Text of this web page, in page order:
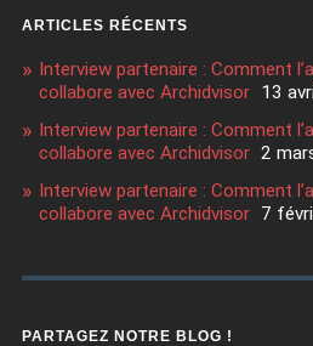
ARTICLES RÉCENTS
Interview partenaire : Comment
collabore avec Archidvisor 13
Interview partenaire : Comment
collabore avec Archidvisor 2
Interview partenaire : Comment
collabore avec Archidvisor 7
PARTAGEZ NOTRE BLOG !